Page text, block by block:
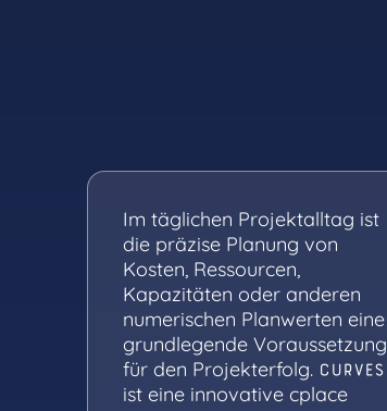
Im täglichen Projektalltag ist
die präzise Planung von
Kosten, Ressourcen,
Kapazitäten oder anderen
numerischen Planwerten eine
grundlegende Voraussetzung
für den Projekterfolg. CURVES
ist eine innovative cplace